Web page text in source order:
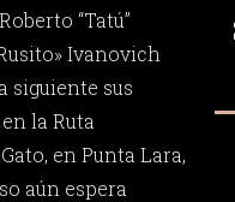
“Tatú”
Ivanovich
siguiente sus
la Ruta
en Punta Lara,
aún espera